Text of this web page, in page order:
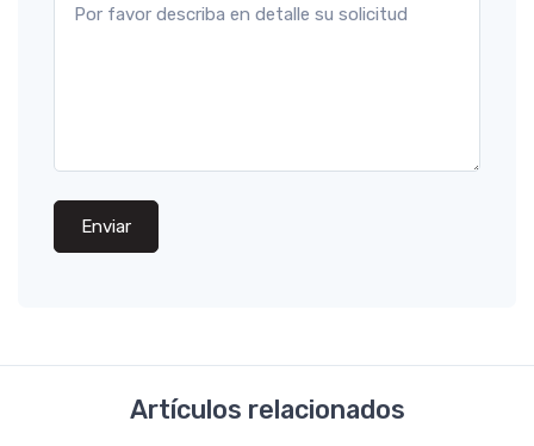
Enviar
Artículos relacionados